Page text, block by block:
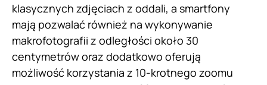
klasycznych zdjęciach z oddali, a smartfony
mają pozwalać również na wykonywanie
makrofotografii z odległości około 30
centymetrów oraz dodatkowo oferują
możliwość korzystania z 10-krotnego zoomu